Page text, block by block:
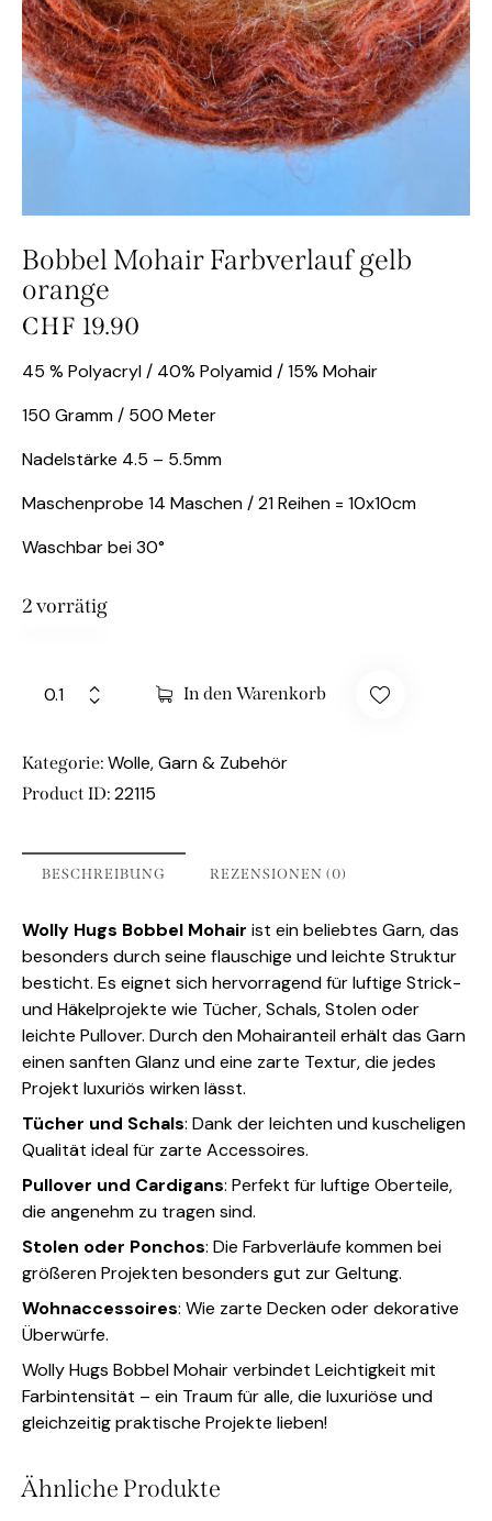
Bobbel Mohair Farbverlauf gelb
orange
CHF 19.90
45 % Polyacryl / 40% Polyamid / 15% Mohair
150 Gramm / 500 Meter
Nadelstärke 4.5 – 5.5mm
Maschenprobe 14 Maschen / 21 Reihen = 10x10cm
Waschbar bei 30°
2 vorrätig
In den Warenkorb
Kategorie: Wolle, Garn & Zubehör
Product ID: 22115
BESCHREIBUNG REZENSIONEN (0)
Wolly Hugs Bobbel Mohair ist ein beliebtes Garn, das
besonders durch seine flauschige und leichte Struktur
besticht. Es eignet sich hervorragend für luftige Strick-
und Häkelprojekte wie Tücher, Schals, Stolen oder
leichte Pullover. Durch den Mohairanteil erhält das Garn
einen sanften Glanz und eine zarte Textur, die jedes
Projekt luxuriös wirken lässt.
Tücher und Schals: Dank der leichten und kuscheligen
Qualität ideal für zarte Accessoires.
Pullover und Cardigans: Perfekt für luftige Oberteile,
die angenehm zu tragen sind.
Stolen oder Ponchos: Die Farbverläufe kommen bei
größeren Projekten besonders gut zur Geltung.
Wohnaccessoires: Wie zarte Decken oder dekorative
Überwürfe.
Wolly Hugs Bobbel Mohair verbindet Leichtigkeit mit
Farbintensität – ein Traum für alle, die luxuriöse und
gleichzeitig praktische Projekte lieben!
Ähnliche Produkte